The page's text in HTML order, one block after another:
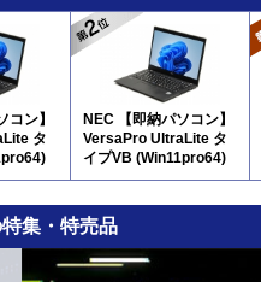
コン】
タ
NEC 【即納パソコン】
VersaPro UltraLite タ
イプVB (Win11pro64)
(SSD新品) 5N8(SSD新
特集・特売品